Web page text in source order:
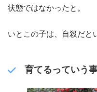
状態ではなかったと。
いとこの子は、自殺だと
育てるっていう